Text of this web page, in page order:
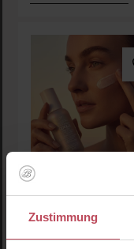
Zustimmung
Moisturizer SPF30